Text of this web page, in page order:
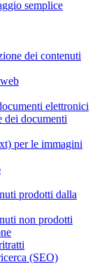
semplice
dei contenuti
elettronici
dei documenti
per le immagini
prodotti dalla
non prodotti
(SEO)